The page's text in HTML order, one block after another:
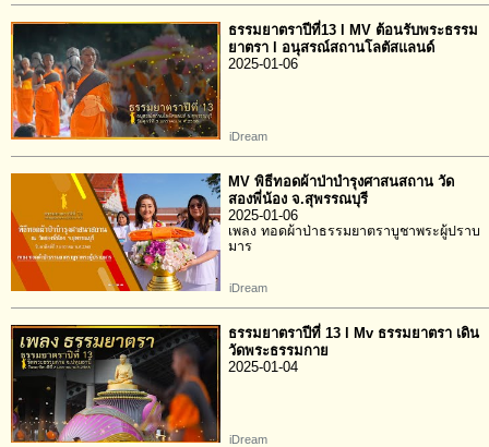
ธรรมยาตราปีที่13 l MV ต้อนรับพระธรรม
ยาตรา l อนุสรณ์สถานโลตัสแลนด์
2025-01-06
iDream
MV พิธีทอดผ้าป่าบำรุงศาสนสถาน วัด
สองพี่น้อง จ.สุพรรณบุรี
2025-01-06
เพลง ทอดผ้าป่าธรรมยาตราบูชาพระผู้ปราบ
มาร
iDream
ธรรมยาตราปีที่ 13 l Mv ธรรมยาตรา เดิน
วัดพระธรรมกาย
2025-01-04
iDream